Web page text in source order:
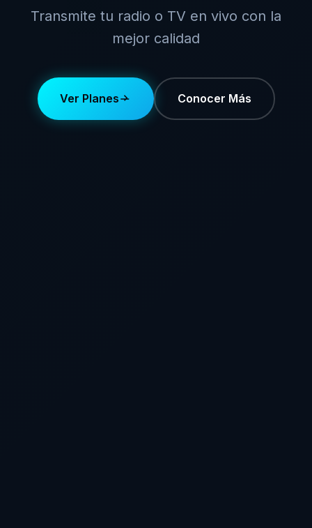
Transmite tu radio o TV en vivo con la
mejor calidad
Ver Planes Conocer Más